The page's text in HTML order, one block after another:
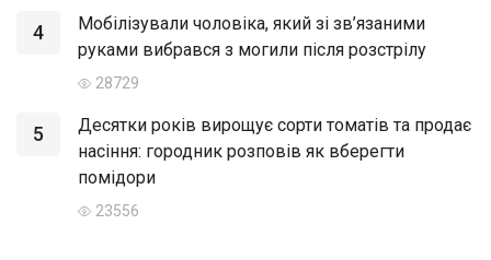
4
Мобілізували чоловіка, який зі зв’язаними
руками вибрався з могили після розстрілу
28729
5
Десятки років вирощує сорти томатів та продає
насіння: городник розповів як вберегти
помідори
23556